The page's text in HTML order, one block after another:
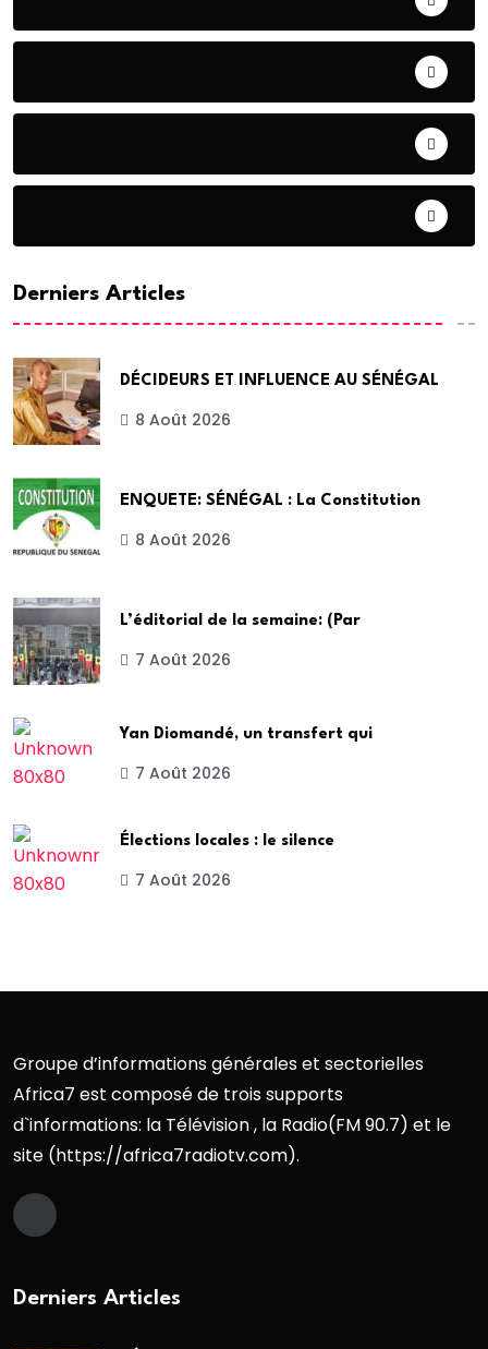
Derniers Articles
DÉCIDEURS ET INFLUENCE AU SÉNÉGAL
8 Août 2026
ENQUETE: SÉNÉGAL : La Constitution
8 Août 2026
L’éditorial de la semaine: (Par
7 Août 2026
Yan Diomandé, un transfert qui
7 Août 2026
Élections locales : le silence
7 Août 2026
Groupe d’informations générales et sectorielles
Africa7 est composé de trois supports
d`informations: la Télévision , la Radio(FM 90.7) et le
site (https://africa7radiotv.com).
Derniers Articles